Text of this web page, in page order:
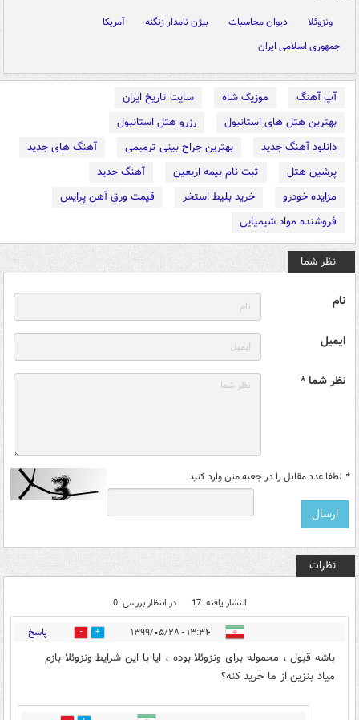
ونزوئلا دیوان محاسبات بیژن نامدار زنگنه
آمریکا
جمهوری اسلامی ایران
آپ آهنگ موزیک شاه
سایت تاریخ ایران
بهترین هتل های استانبول
رزرو هتل استانبول
دانلود آهنگ جدید
بهترین جراح بینی ترمیمی
آهنگ های جدید
پرشین هتل
ثبت نام بیمه اربعین
آهنگ جدید
مزایده خودرو
خرید بلیط استخر
قیمت ورق آهن پرایس
فروشنده مواد شیمیایی
نظر شما
نام
ایمیل
نظر شما *
* لطفا عدد مقابل را در جعبه متن وارد کنید
نظرات
انتشار یافته: 17 در انتظار بررسی: 0
۱۳:۳۴ - ۱۳۹۹/۰۵/۲۸ 42 پاسخ
باشه قبول ، محموله برای ونزوئلا بوده ، ایا با این شرایط ونزوئلا بازم
میاد بنزین از ما خرید کنه؟